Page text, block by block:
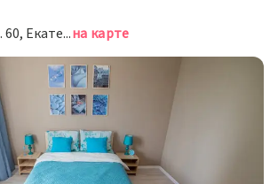
улица Вайнера,д. 60, Екатеринбургна карте